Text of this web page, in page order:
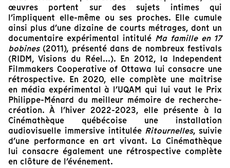
œuvres portent sur des sujets intimes qui
l’impliquent elle-même ou ses proches. Elle cumule
ainsi plus d’une dizaine de courts métrages, dont un
documentaire expérimental intitulé Ma famille en 17
bobines (2011), présenté dans de nombreux festivals
(RIDM, Visions du Réel...). En 2012, la Independent
Filmmakers Cooperative of Ottawa lui consacre une
rétrospective. En 2020, elle complète une maitrise
en média expérimental à l’UQAM qui lui vaut le Prix
Philippe-Ménard du meilleur mémoire de recherche-
création. À l’hiver 2022-2023, elle présente à la
Cinémathèque québécoise une installation
audiovisuelle immersive intitulée Ritournelles, suivie
d’une performance en art vivant. La Cinémathèque
lui consacre également une rétrospective complète
en clôture de l’événement.